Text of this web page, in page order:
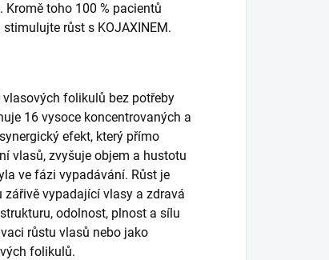
Kromě toho 100 % pacientů
růst s KOJAXINEM.
folikulů bez potřeby
16 vysoce koncentrovaných a
efekt, který přímo
vlasů, zvyšuje objem a hustotu
ve fázi vypadávání. Růst je
vypadající vlasy a zdravá
odolnost, plnost a sílu
růstu vlasů nebo jako
folikulů.